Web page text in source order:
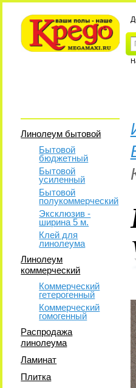
Линолеум бытовой
Бытовой
бюджетный
Бытовой
усиленный
Бытовой
полукоммерческий
Эксклюзив -
ширина 5 м.
Клей для
линолеума
Линолеум
коммерческий
Коммерческий
гетерогенный
Коммерческий
гомогенный
Распродажа
линолеума
Ламинат
Плитка